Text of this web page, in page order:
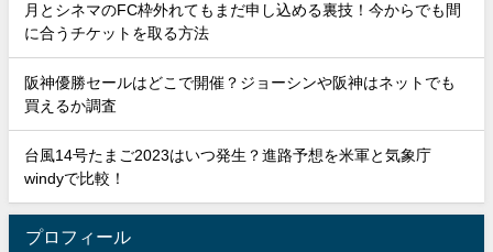
月とシネマのFC枠外れてもまだ申し込める裏技！今からでも間
に合うチケットを取る方法
阪神優勝セールはどこで開催？ジョーシンや阪神はネットでも
買えるか調査
台風14号たまご2023はいつ発生？進路予想を米軍と気象庁
windyで比較！
プロフィール